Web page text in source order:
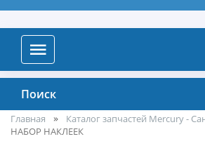
Поиск
Главная
Каталог запчастей Mercury -
НАБОР НАКЛЕЕК